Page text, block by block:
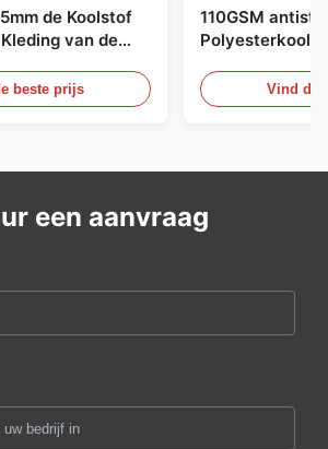
de Koolstof
van de
beste prijs
110GSM
Vind de
een aanvraag